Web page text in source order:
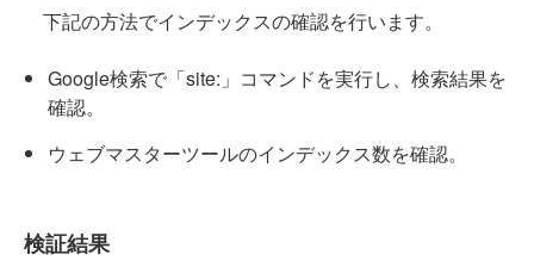
下記の方法でインデックスの確認を行います。
Google検索で「site:」コマンドを実行し、検索結果を
確認。
ウェブマスターツールのインデックス数を確認。
検証結果